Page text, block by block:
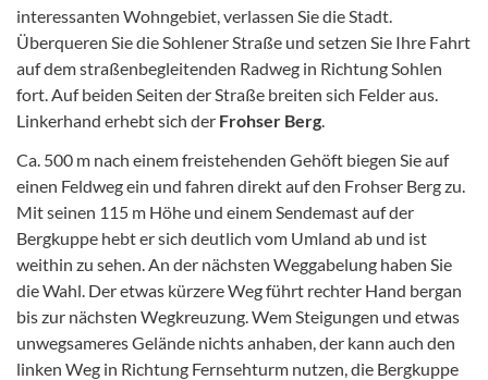
interessanten Wohngebiet, verlassen Sie die Stadt.
Überqueren Sie die Sohlener Straße und setzen Sie Ihre Fahrt
auf dem straßenbegleitenden Radweg in Richtung Sohlen
fort. Auf beiden Seiten der Straße breiten sich Felder aus.
Linkerhand erhebt sich der Frohser Berg
Ca. 500 m nach einem freistehenden Gehöft biegen Sie auf
einen Feldweg ein und fahren direkt auf den Frohser Berg zu.
Mit seinen 115 m Höhe und einem Sendemast auf der
Bergkuppe hebt er sich deutlich vom Umland ab und ist
weithin zu sehen. An der nächsten Weggabelung haben Sie
die Wahl. Der etwas kürzere Weg führt rechter Hand bergan
bis zur nächsten Wegkreuzung. Wem Steigungen und etwas
unwegsameres Gelände nichts anhaben, der kann auch den
linken Weg in Richtung Fernsehturm nutzen, die Bergkuppe